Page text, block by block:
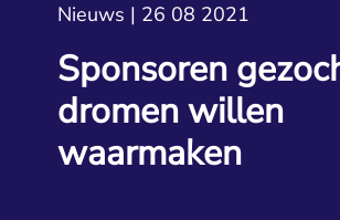
Nieuws | 26 08 2021
Sponsoren
dromen willen
waarmaken